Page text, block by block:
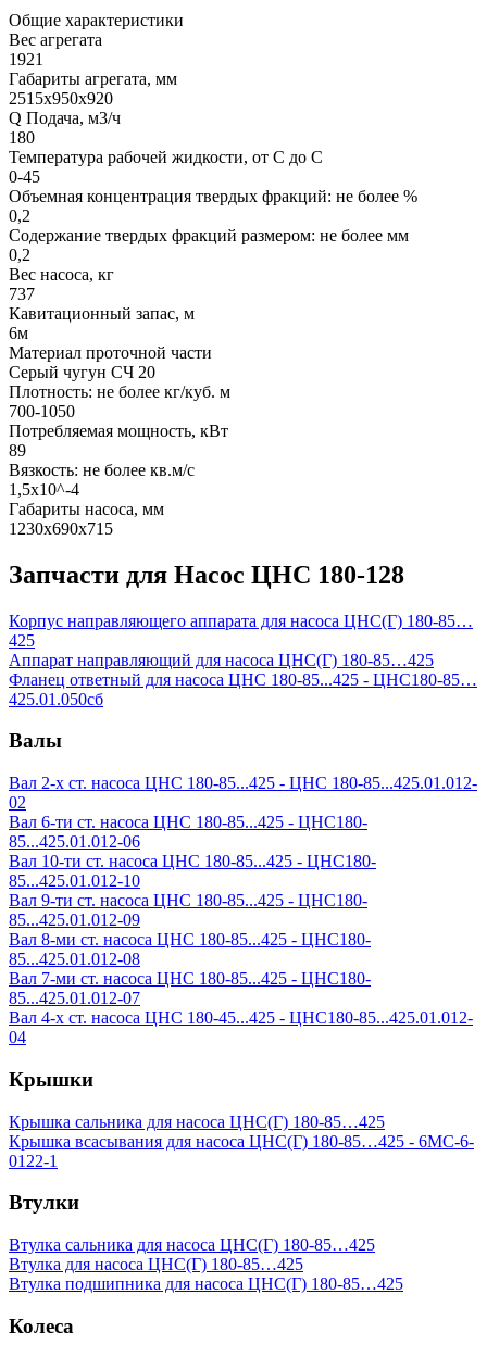
Общие характеристики
Вес агрегата
1921
Габариты агрегата, мм
2515х950х920
Q Подача, м3/ч
180
Температура рабочей жидкости, от С до С
0-45
Объемная концентрация твердых фракций: не более %
0,2
Содержание твердых фракций размером: не более мм
0,2
Вес насоса, кг
737
Кавитационный запас, м
6м
Материал проточной части
Серый чугун СЧ 20
Плотность: не более кг/куб. м
700-1050
Потребляемая мощность, кВт
89
Вязкость: не более кв.м/с
1,5х10^-4
Габариты насоса, мм
1230х690х715
Запчасти для Насос ЦНС 180-128
Корпус направляющего аппарата для насоса ЦНС(Г) 180-85…
425
Аппарат направляющий для насоса ЦНС(Г) 180-85…425
Фланец ответный для насоса ЦНС 180-85...425 - ЦНС180-85…
425.01.050сб
Валы
Вал 2-х ст. насоса ЦНС 180-85...425 - ЦНС 180-85...425.01.012-
02
Вал 6-ти ст. насоса ЦНС 180-85...425 - ЦНС180-
85...425.01.012-06
Вал 10-ти ст. насоса ЦНС 180-85...425 - ЦНС180-
85...425.01.012-10
Вал 9-ти ст. насоса ЦНС 180-85...425 - ЦНС180-
85...425.01.012-09
Вал 8-ми ст. насоса ЦНС 180-85...425 - ЦНС180-
85...425.01.012-08
Вал 7-ми ст. насоса ЦНС 180-85...425 - ЦНС180-
85...425.01.012-07
Вал 4-х ст. насоса ЦНС 180-45...425 - ЦНС180-85...425.01.012-
04
Крышки
Крышка сальника для насоса ЦНС(Г) 180-85…425
Крышка всасывания для насоса ЦНС(Г) 180-85…425 - 6МС-6-
0122-1
Втулки
Втулка сальника для насоса ЦНС(Г) 180-85…425
Втулка для насоса ЦНС(Г) 180-85…425
Втулка подшипника для насоса ЦНС(Г) 180-85…425
Колеса